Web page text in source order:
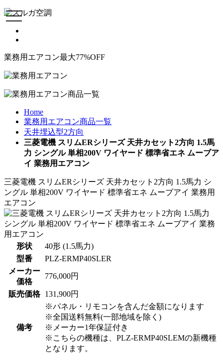
toggle
業務用エアコン最大77%OFF
Home
業務用エアコン商品一覧
天井埋込型2方向
三菱電機 スリムERシリーズ 天井カセット2方向 1.5馬
力 シングル 単相200V ワイヤード 標準省エネ ムーブア
イ 業務用エアコン
三菱電機 スリムERシリーズ 天井カセット2方向 1.5馬力 シ
ングル 単相200V ワイヤード 標準省エネ ムーブアイ 業務用
エアコン
形状
40形 (1.5馬力)
型番
PLZ-ERMP40SLER
メーカー
価格
776,000円
販売価格 131,900円
備考
※パネル・リモコンを含んだ金額になります
※全国送料無料(一部地域を除く)
※メーカー1年保証付き
※こちらの機種は、PLZ-ERMP40SLEMの新機種
となります。